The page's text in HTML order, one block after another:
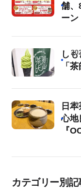
舗、
ーン
し
「
日
心地
『
カテゴリー別記